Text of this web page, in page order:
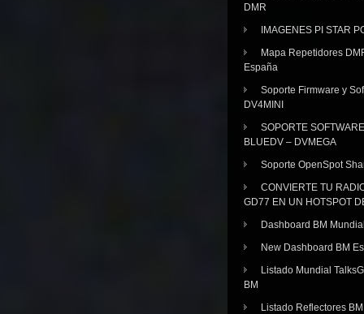
DMR
IMAGENES PI STAR
Mapa Repetidores
España
Soporte Firmware y
DV4MINI
SOPORTE SOFTWARE
BLUEDV – DVMEGA
Soporte OpenSpot
CONVIERTE TU
GD77 EN UN HOTSPOT
Dashboard BM
New Dashboard BM
Listado Mundial
BM
Listado Reflectores BM